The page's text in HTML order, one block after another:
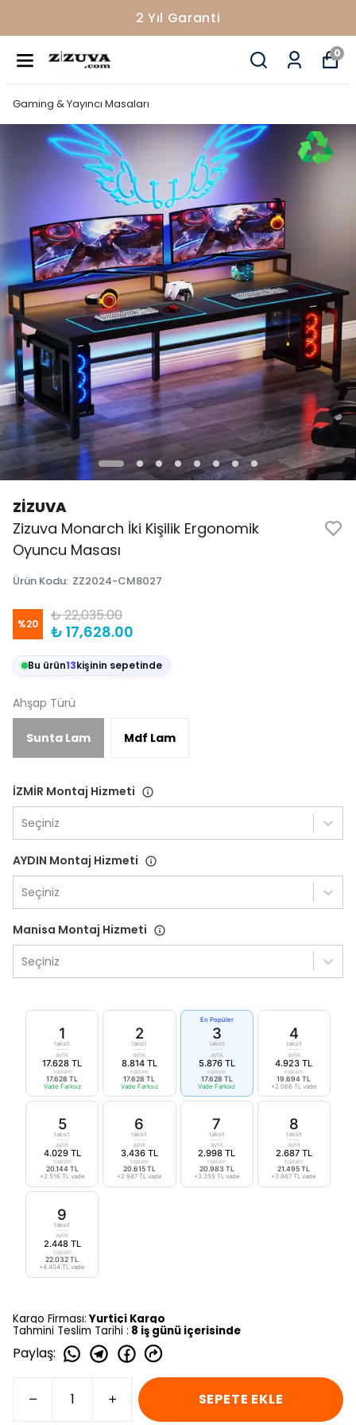
2 Yıl Garanti
0
Gaming & Yayıncı Masaları
ZİZUVA
Zizuva Monarch İki Kişilik Ergonomik
Oyuncu Masası
Ürün Kodu: ZZ2024-CM8027
%20 ₺ 22,035.00
₺ 17,628.00
Bu ürün13kişinin sepetinde
Ahşap Türü
Sunta Lam Mdf Lam
İZMİR Montaj Hizmeti
Seçiniz
AYDIN Montaj Hizmeti
Seçiniz
Manisa Montaj Hizmeti
Seçiniz
1
taksit
aylık
17.628 TL
toplam
17.628 TL
Vade Farksız
2
taksit
aylık
8.814 TL
toplam
17.628 TL
Vade Farksız
En Popüler
3
taksit
aylık
5.876 TL
toplam
17.628 TL
Vade Farksız
4
taksit
aylık
4.923 TL
toplam
19.694 TL
+2.066 TL vade
5
taksit
aylık
4.029 TL
toplam
20.144 TL
+2.516 TL vade
6
taksit
aylık
3.436 TL
toplam
20.615 TL
+2.987 TL vade
7
taksit
aylık
2.998 TL
toplam
20.983 TL
+3.355 TL vade
8
taksit
aylık
2.687 TL
toplam
21.495 TL
+3.867 TL vade
9
taksit
aylık
2.448 TL
toplam
22.032 TL
+4.404 TL vade
Kargo Firması: Yurtiçi Kargo
Tahmini Teslim Tarihi : 8 iş günü içerisinde
Paylaş:
SEPETE EKLE